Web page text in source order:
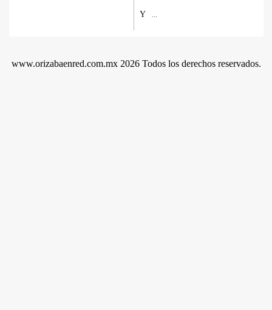
Y
www.orizabaenred.com.mx 2026 Todos los derechos reservados.